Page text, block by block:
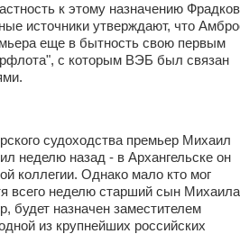
к этому назначению
источники утверждают, что
еще в бытность свою первым
с которым ВЭБ был связан
судоходства премьер Михаил
неделю назад - в Архангельске он
коллегии. Однако мало кто мог
всего неделю старший сын Михаила
будет назначен заместителем
из крупнейших российских